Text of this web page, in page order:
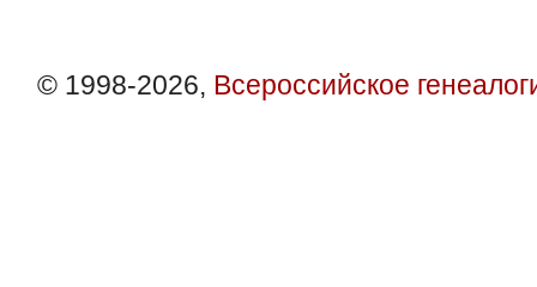
© 1998-2026, Всероссийское